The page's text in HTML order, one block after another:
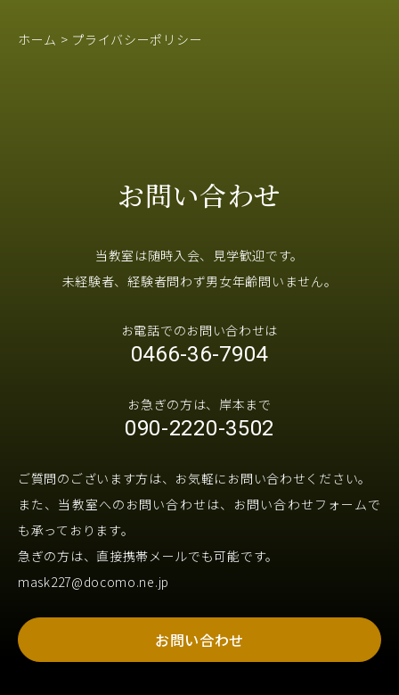
ホーム > プライバシーポリシー
お問い合わせ
当教室は随時入会、見学歓迎です。
未経験者、経験者問わず男女年齢問いません。
お電話でのお問い合わせは
0466-36-7904
お急ぎの方は、岸本まで
090-2220-3502
ご質問のございます方は、お気軽にお問い合わせください。
また、当教室へのお問い合わせは、お問い合わせフォームで
も承っております。
急ぎの方は、直接携帯メールでも可能です。
mask227@docomo.ne.jp
お問い合わせ